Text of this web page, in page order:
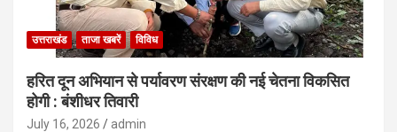
उत्तराखंड ताजा खबरें विविध
हरित दून अभियान से पर्यावरण संरक्षण की नई चेतना विकसित
होगी : बंशीधर तिवारी
July 16, 2026 admin